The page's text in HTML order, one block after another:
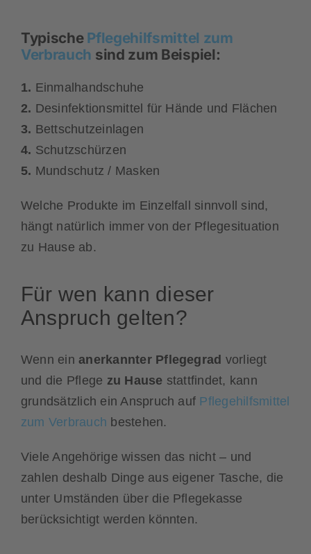
Typische Pflegehilfsmittel zum
Verbrauch sind zum Beispiel:
1. Einmalhandschuhe
2. Desinfektionsmittel für Hände und Flächen
3. Bettschutzeinlagen
4. Schutzschürzen
5. Mundschutz / Masken
Welche Produkte im Einzelfall sinnvoll sind,
hängt natürlich immer von der Pflegesituation
zu Hause ab.
Für wen kann dieser
Anspruch gelten?
Wenn einanerkannter Pflegegrad vorliegt
und die Pflege zu Hause stattfindet, kann
grundsätzlich ein Anspruch auf Pflegehilfsmittel
zum Verbrauch bestehen.
Viele Angehörige wissen das nicht – und
zahlen deshalb Dinge aus eigener Tasche, die
unter Umständen über die Pflegekasse
berücksichtigt werden könnten.